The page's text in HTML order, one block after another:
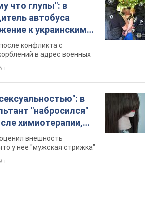
что глупы": в
автобуса
к украинским
за это.
конфликта с
в адрес военных
т.
в
"набросился"
химиотерапии,
Фото
внешность
у нее "мужская стрижка"
т.